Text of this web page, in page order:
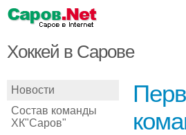
Хоккей в Сарове
Новости
Состав команды
ХК"Саров"